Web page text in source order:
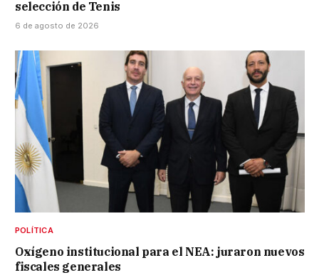
selección de Tenis
6 de agosto de 2026
POLÍTICA
Oxígeno institucional para el NEA: juraron nuevos
fiscales generales